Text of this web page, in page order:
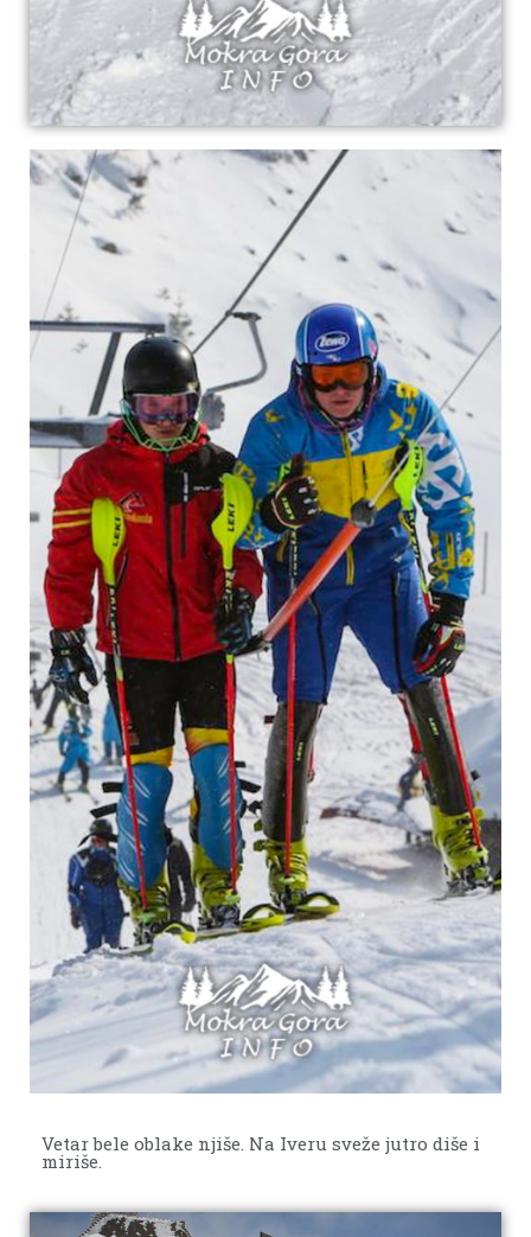
Vetar bele oblake njiše. Na Iveru sveže jutro diše i
miriše.